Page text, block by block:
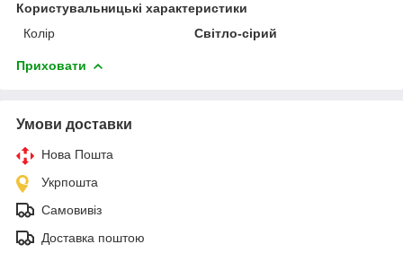
Користувальницькі характеристики
Колір
Світло-сірий
Приховати
Умови доставки
Нова Пошта
Укрпошта
Самовивіз
Доставка поштою